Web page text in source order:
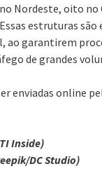
no Nordeste, oito
estruturas são
ao garantirem
de grandes
enviadas online
Inside)
DC Studio)